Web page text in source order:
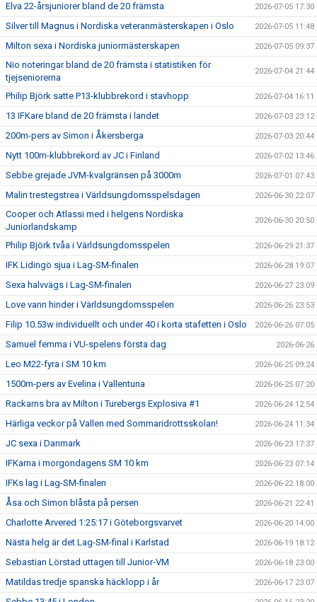
Elva 22-årsjuniorer bland de 20 främsta 2026-07-05 17:30
Silver till Magnus i Nordiska veteranmästerskapen i Oslo 2026-07-05 11:48
Milton sexa i Nordiska juniormästerskapen 2026-07-05 09:37
Nio noteringar bland de 20 främsta i statistiken för
tjejseniorerna
2026-07-04 21:44
Philip Björk satte P13-klubbrekord i stavhopp 2026-07-04 16:11
13 IFKare bland de 20 främsta i landet 2026-07-03 23:12
200m-pers av Simon i Åkersberga 2026-07-03 20:44
Nytt 100m-klubbrekord av JC i Finland 2026-07-02 13:46
Sebbe grejade JVM-kvalgränsen på 3000m 2026-07-01 07:43
Malin trestegstrea i Världsungdomsspelsdagen 2026-06-30 22:07
Cooper och Atlassi med i helgens Nordiska
Juniorlandskamp
2026-06-30 20:50
Philip Björk tvåa i Världsungdomsspelen 2026-06-29 21:37
IFK Lidingö sjua i Lag-SM-finalen 2026-06-28 19:07
Sexa halvvägs i Lag-SM-finalen 2026-06-27 23:09
Love vann hinder i Världsungdomsspelen 2026-06-26 23:53
Filip 10.53w individuellt och under 40 i korta stafetten i Oslo 2026-06-26 07:05
Samuel femma i VU-spelens första dag 2026-06-26
Leo M22-fyra i SM 10 km 2026-06-25 09:24
1500m-pers av Evelina i Vallentuna 2026-06-25 07:20
Rackarns bra av Milton i Turebergs Explosiva #1 2026-06-24 12:54
Härliga veckor på Vallen med Sommaridrottsskolan! 2026-06-24 11:34
JC sexa i Danmark 2026-06-23 17:37
IFKarna i morgondagens SM 10 km 2026-06-23 07:14
IFKs lag i Lag-SM-finalen 2026-06-22 18:00
Åsa och Simon blåsta på persen 2026-06-21 22:41
Charlotte Arvered 1:25:17 i Göteborgsvarvet 2026-06-20 14:00
Nästa helg är det Lag-SM-final i Karlstad 2026-06-19 18:12
Sebastian Lörstad uttagen till Junior-VM 2026-06-18 23:00
Matildas tredje spanska häcklopp i år 2026-06-17 23:07